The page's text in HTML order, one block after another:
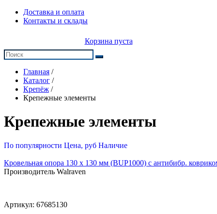
Доставка и оплата
Контакты и склады
Корзина пуста
Главная /
Каталог /
Крепёж /
Крепежные элементы
Крепежные элементы
По популярности Цена, руб Наличие
Кровельная опора 130 х 130 мм (BUP1000) с антибибр.
Производитель Walraven
Артикул: 67685130